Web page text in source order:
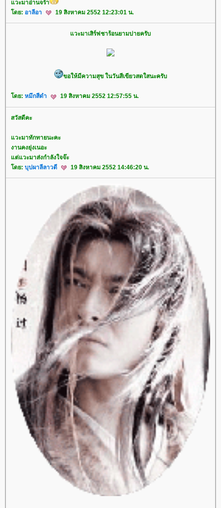
วะมาอ่านจร้า
ดย: อาลีอา 19 สิงหาคม 2552 12:23:01 น.
วะมาเสิร์ฟชาร้อนยามบ่ายครับ
ขอให้มีความสุข ในวันสีเขียวสดใสนะครับ
ดย: หมึกสีดำ 19 สิงหาคม 2552 12:57:55 น.
สวัสดีคะ
วะมาทักทายนะคะ
งานคงยุ่งเนอะ
ต่แวะมาส่งกำลังใจจ๊ะ
ดย: บุปผาลีลาวดี 19 สิงหาคม 2552 14:46:20 น.